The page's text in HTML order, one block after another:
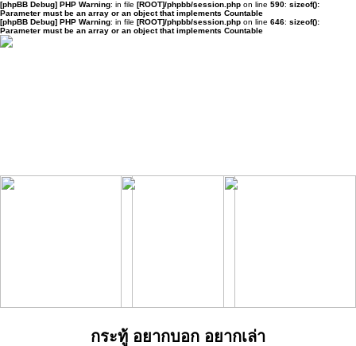
[phpBB Debug] PHP Warning: in file [ROOT]/phpbb/session.php on line 590: sizeof():
Parameter must be an array or an object that implements Countable
[phpBB Debug] PHP Warning: in file [ROOT]/phpbb/session.php on line 646: sizeof():
Parameter must be an array or an object that implements Countable
กระทู้ อยากบอก อยากเล่า